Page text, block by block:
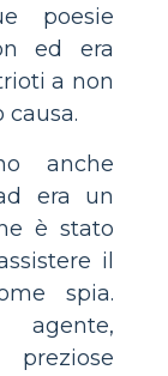
poesie
ed era
a non
causa.
anche
era un
è stato
il
spia.
agente,